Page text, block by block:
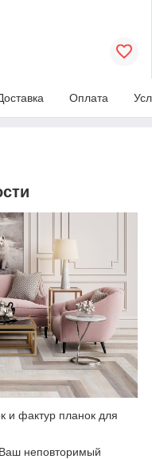
Оплата
и фактур планок для
неповторимый